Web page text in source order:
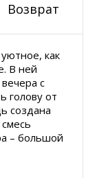
Возврат
как
В ней
с
голову от
создана
– большой